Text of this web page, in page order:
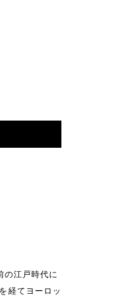
の江戸時代に
経てヨーロッ